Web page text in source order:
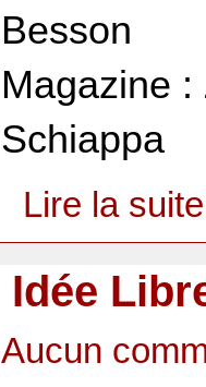
Besson
Magazine
Schiappa
Lire la
Idée
Aucun